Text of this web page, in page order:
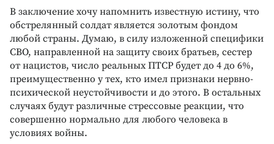
В заключение хочу напомнить известную истину, что
обстрелянный солдат является золотым фондом
любой страны. Думаю, в силу изложенной специфики
СВО, направленной на защиту своих братьев, сестер
от нацистов, число реальных ПТСР будет до 4 до 6%,
преимущественно у тех, кто имел признаки нервно-
психической неустойчивости и до этого. В остальных
случаях будут различные стрессовые реакции, что
совершенно нормально для любого человека в
условиях войны.